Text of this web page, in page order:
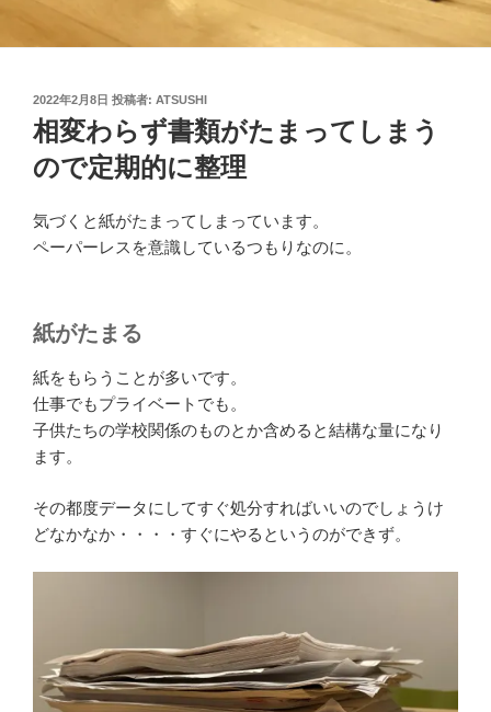
投
稿
日:
2022年2月8日 投稿者: ATSUSHI
相変わらず書類がたまってしまう
ので定期的に整理
気づくと紙がたまってしまっています。
ペーパーレスを意識しているつもりなのに。
紙がたまる
紙をもらうことが多いです。
仕事でもプライベートでも。
子供たちの学校関係のものとか含めると結構な量になり
ます。
その都度データにしてすぐ処分すればいいのでしょうけ
どなかなか・・・・すぐにやるというのができず。